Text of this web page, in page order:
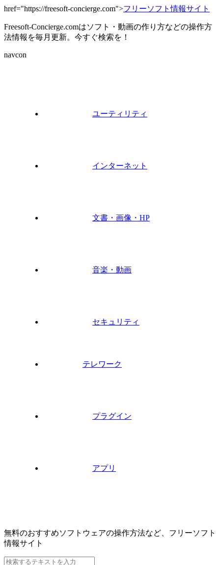
href="https://freesoft-concierge.com">フリーソフト情報サイト
Freesoft-Concierge.comはソフト・動画の作り方などの操作方
法情報を毎月更新。今すぐ検索を！
navcon
ユーティリティ
インターネット
文書・画像・HP
音楽・動画
セキュリティ
テレワーク
プラグイン
アプリ
無料のおすすめソフトウェアの操作方法など、フリーソフト
情報サイト